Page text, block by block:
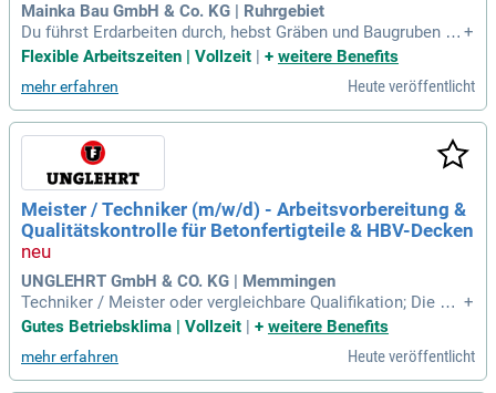
Mainka Bau GmbH & Co. KG | Ruhrgebiet
Du führst Erdarbeiten durch, hebst Gräben und Baugruben au
s und schaffst Platz für Neues; Du verlegst Pflaster-, Natur-
damit deine Werke für Jahrzehnte sichtbar bleiben; Du stells
t Versorgungs
+
Flexible Arbeitszeiten | Vollzeit
+ weitere Benefits
mehr erfahren Heute veröffentlicht
Meister / Techniker (m/w/d) - Arbeitsvorbereitung &
Qualitätskontrolle für Betonfertigteile & HBV-Decken
UNGLEHRT GmbH & CO. KG | Memmingen
Techniker / Meister oder vergleichbare Qualifikation; Die Ste
lle eignet sich insbesondere für Bautechniker, Betonbaumei
Poliere oder erfahrene Fachkräfte aus der Betonfertigteilbra
nche.
+
Gutes Betriebsklima | Vollzeit | + weitere Benefits
mehr erfahren Heute veröffentlicht